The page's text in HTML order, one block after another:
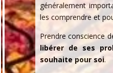
généralement
les comprendre et
Prendre conscience
libérer de ses
souhaite pour soi.